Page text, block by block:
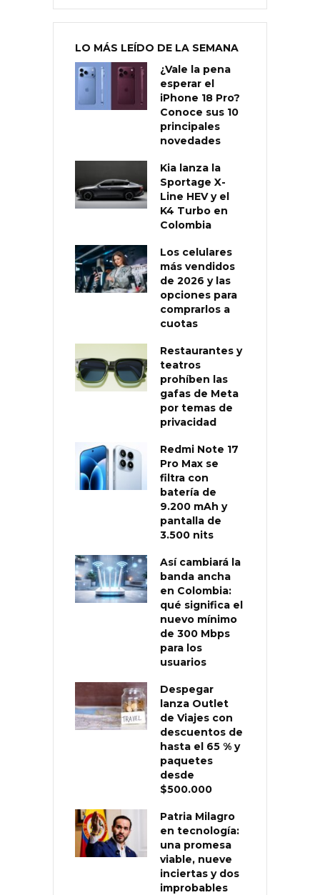
LO MÁS LEÍDO DE LA SEMANA
¿Vale la pena
esperar el
iPhone 18 Pro?
Conoce sus 10
principales
novedades
Kia lanza la
Sportage X-
Line HEV y el
K4 Turbo en
Colombia
Los celulares
más vendidos
de 2026 y las
opciones para
comprarlos a
cuotas
Restaurantes y
teatros
prohíben las
gafas de Meta
por temas de
privacidad
Redmi Note 17
Pro Max se
filtra con
batería de
9.200 mAh y
pantalla de
3.500 nits
Así cambiará la
banda ancha
en Colombia:
qué significa el
nuevo mínimo
de 300 Mbps
para los
usuarios
Despegar
lanza Outlet
de Viajes con
descuentos de
hasta el 65 % y
paquetes
desde
$500.000
Patria Milagro
en tecnología:
una promesa
viable, nueve
inciertas y dos
improbables